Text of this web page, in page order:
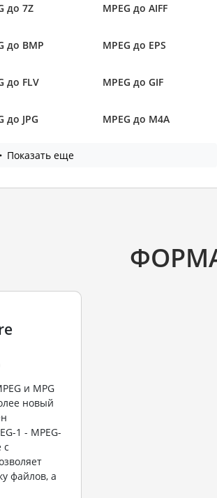
до 7Z MPEG до AIFF
до BMP MPEG до EPS
до FLV MPEG до GIF
до JPG MPEG до M4A
Показать еще
и MPG
новый
1 - MPEG-
с
файлов, а